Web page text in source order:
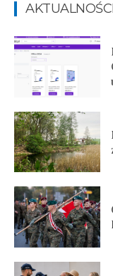
AKTUALNOŚCI